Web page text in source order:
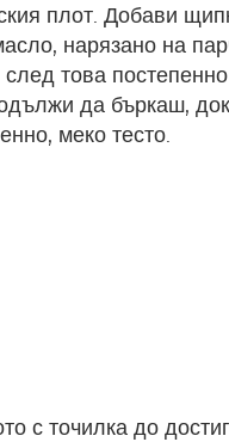
плот. Добави
нарязано на
това
да бъркаш,
меко тесто.
с точилка до